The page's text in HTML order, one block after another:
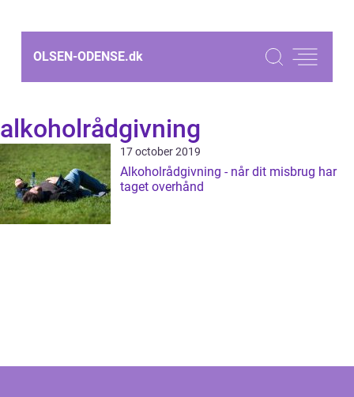
OLSEN-ODENSE.dk
alkoholrådgivning
17 october 2019
Alkoholrådgivning - når dit misbrug har
taget overhånd